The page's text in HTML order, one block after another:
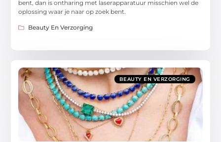
bent, dan is ontharing met laserapparatuur misschien wel de
oplossing waar je naar op zoek bent.
Beauty En Verzorging
BEAUTY EN VERZORGING